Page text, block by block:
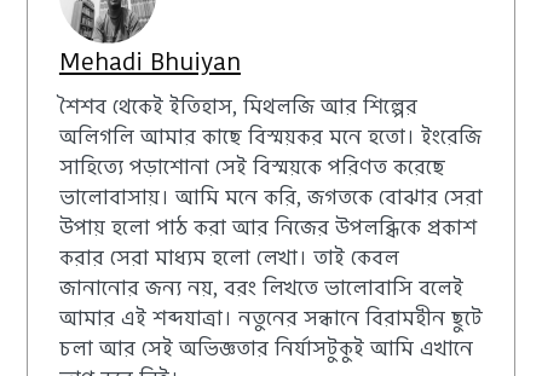
Mehadi Bhuiyan
শৈশব থেকেই ইতিহাস, মিথলজি আর শিল্পের
অলিগলি আমার কাছে বিস্ময়কর মনে হতো। ইংরেজি
সাহিত্যে পড়াশোনা সেই বিস্ময়কে পরিণত করেছে
ভালোবাসায়। আমি মনে করি, জগতকে বোঝার সেরা
উপায় হলো পাঠ করা আর নিজের উপলব্ধিকে প্রকাশ
করার সেরা মাধ্যম হলো লেখা। তাই কেবল
জানানোর জন্য নয়, বরং লিখতে ভালোবাসি বলেই
আমার এই শব্দযাত্রা। নতুনের সন্ধানে বিরামহীন ছুটে
চলা আর সেই অভিজ্ঞতার নির্যাসটুকুই আমি এখানে